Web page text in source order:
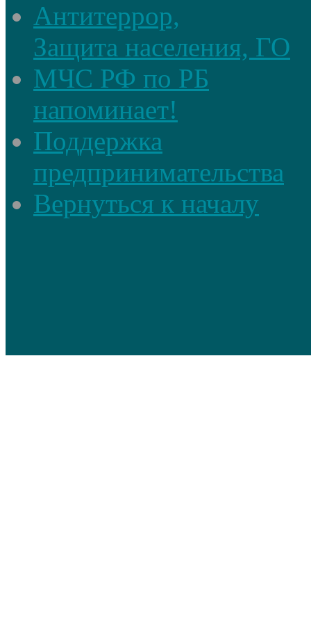
Антитеррор,
Защита населения, ГО
МЧС РФ по РБ
напоминает!
Поддержка
предпринимательства
Вернуться к началу